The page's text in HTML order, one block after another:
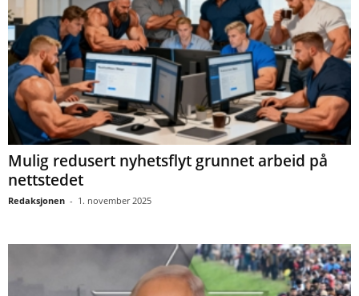
Mulig redusert nyhetsflyt grunnet arbeid på
nettstedet
Redaksjonen - 1. november 2025